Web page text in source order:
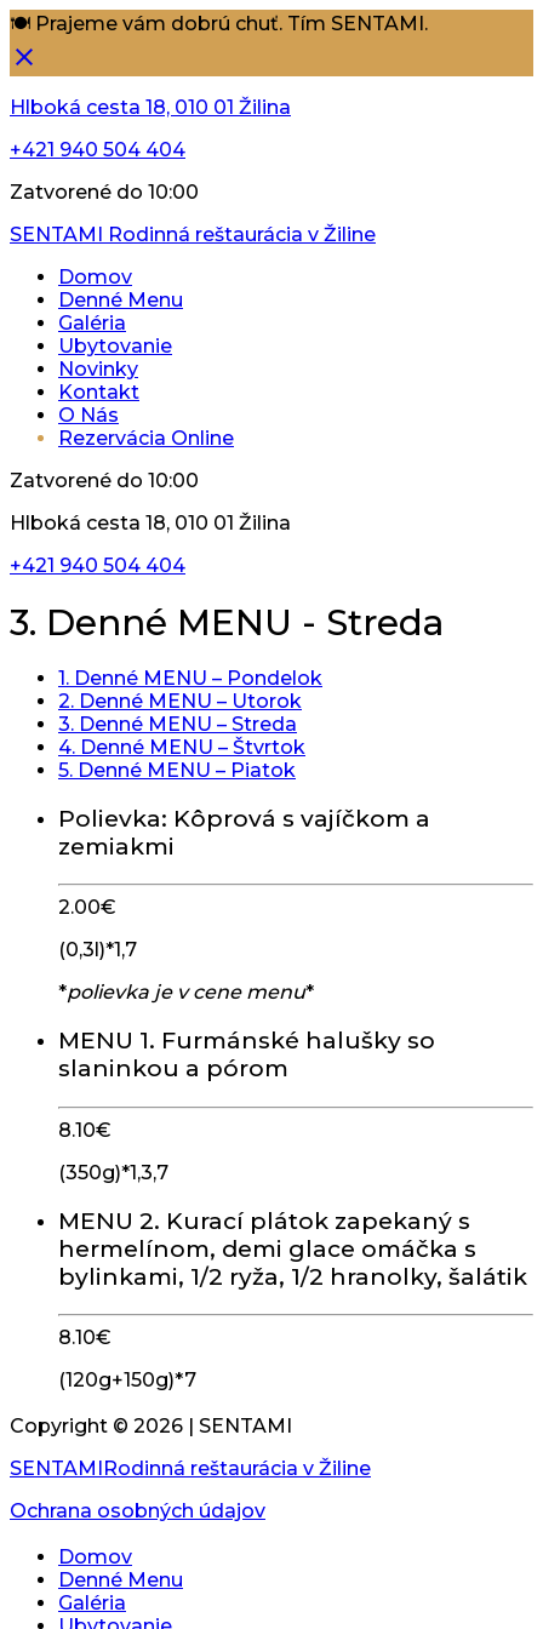
🍽️ Prajeme vám dobrú chuť. Tím SENTAMI.
Hlboká cesta 18, 010 01 Žilina
+421 940 504 404
Zatvorené do 10:00
SENTAMI Rodinná reštaurácia v Žiline
Domov
Denné Menu
Galéria
Ubytovanie
Novinky
Kontakt
O Nás
Rezervácia Online
Zatvorené do 10:00
Hlboká cesta 18, 010 01 Žilina
+421 940 504 404
3. Denné MENU - Streda
1. Denné MENU – Pondelok
2. Denné MENU – Utorok
3. Denné MENU – Streda
4. Denné MENU – Štvrtok
5. Denné MENU – Piatok
Polievka: Kôprová s vajíčkom a
zemiakmi
2.00€
(0,3l)*1,7
*polievka je v cene menu*
MENU 1. Furmánské halušky so
slaninkou a pórom
8.10€
(350g)*1,3,7
MENU 2. Kurací plátok zapekaný s
hermelínom, demi glace omáčka s
bylinkami, 1/2 ryža, 1/2 hranolky, šalátik
8.10€
(120g+150g)*7
Copyright © 2026 | SENTAMI
SENTAMIRodinná reštaurácia v Žiline
Ochrana osobných údajov
Domov
Denné Menu
Galéria